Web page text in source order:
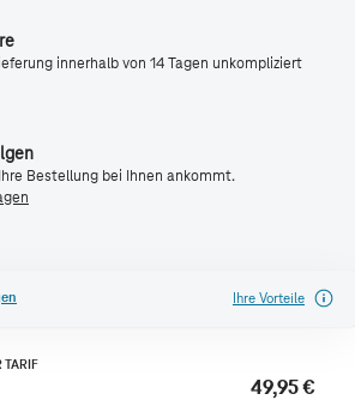
innerhalb von 14 Tagen unkompliziert
Bestellung bei Ihnen ankommt.
Ihre Vorteile
TARIF
49,95 €